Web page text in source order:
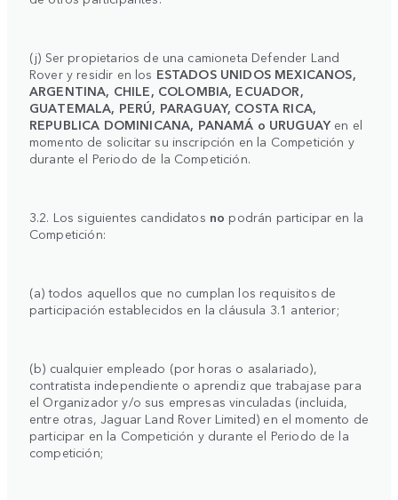
(j) Ser propietarios de una camioneta Defender Land
Rover y residir en los ESTADOS UNIDOS MEXICANOS,
ARGENTINA, CHILE, COLOMBIA, ECUADOR,
GUATEMALA, PERÚ, PARAGUAY, COSTA RICA,
REPUBLICA DOMINICANA, PANAMÁ o URUGUAYen el
momento de solicitar su inscripción en la Competición y
durante el Periodo de la Competición.
3.2. Los siguientes candidatos no podrán participar en la
Competición:
(a) todos aquellos que no cumplan los requisitos de
participación establecidos en la cláusula 3.1 anterior;
(b) cualquier empleado (por horas o asalariado),
contratista independiente o aprendiz que trabajase para
el Organizador y/o sus empresas vinculadas (incluida,
entre otras, Jaguar Land Rover Limited) en el momento de
participar en la Competición y durante el Periodo de la
competición;